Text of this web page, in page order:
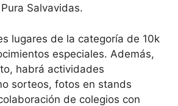
Salvavidas.
lugares de la categoría de 10k
especiales. Además,
habrá actividades
sorteos, fotos en stands
de colegios con